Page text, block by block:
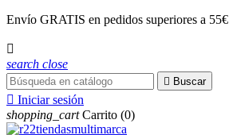
Envío GRATIS en pedidos superiores a 55€

search close
 Buscar
 Iniciar sesión
shopping_cart Carrito (0)